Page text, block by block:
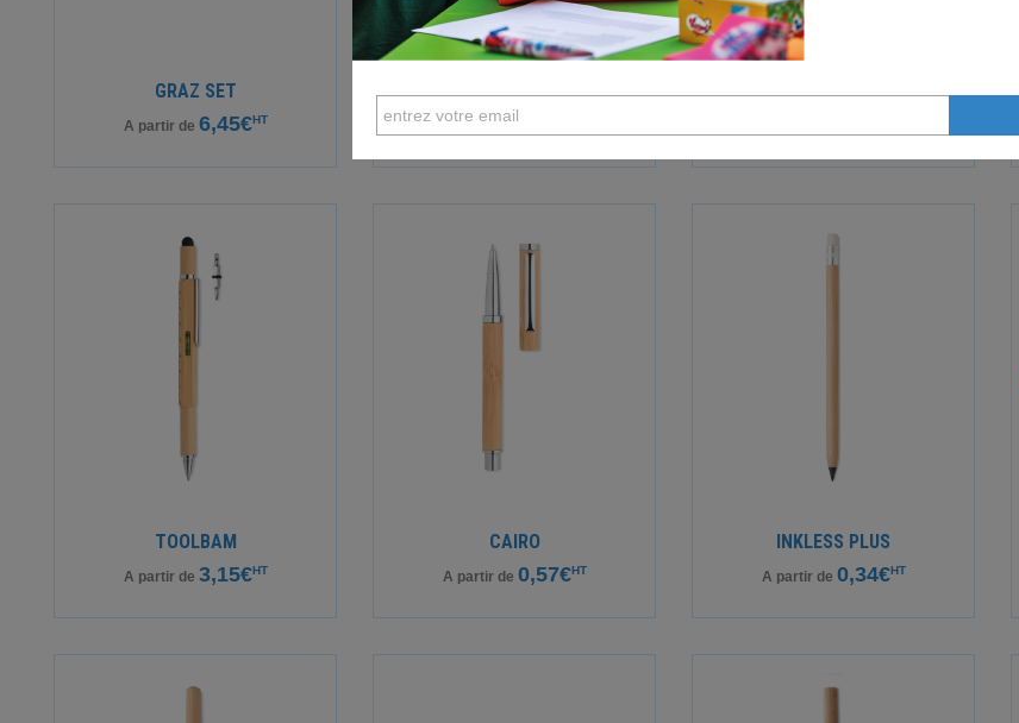
GRAZ SET
A partir de 6,45€HT
ARTLESS
A partir de0,22€
SUMLESS
TOOLBAM
A partir de 3,15€HT
CAIRO
A partir de 0,57€HT
INKLESS PLUS
A partir de 0,34€HT